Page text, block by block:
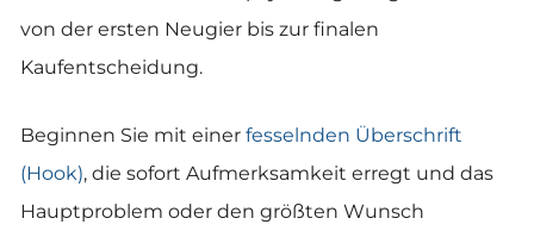
von der ersten Neugier bis zur finalen
Kaufentscheidung.
Beginnen Sie mit einer fesselnden Überschrift
(Hook), die sofort Aufmerksamkeit erregt und das
Hauptproblem oder den größten Wunsch